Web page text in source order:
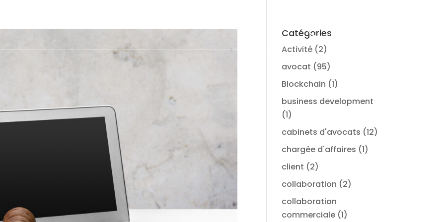
Catégories
Activité (2)
avocat (95)
Blockchain (1)
business development
(1)
cabinets d'avocats (12)
chargée d'affaires (1)
client (2)
collaboration (2)
collaboration
commerciale (1)